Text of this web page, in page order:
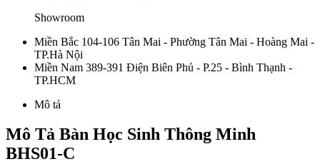
Showroom
Miền Bắc 104-106 Tân Mai - Phường Tân Mai - Hoàng Mai -
TP.Hà Nội
Miền Nam 389-391 Điện Biên Phủ - P.25 - Bình Thạnh -
TP.HCM
Mô tả
Mô Tả Bàn Học Sinh Thông Minh
BHS01-C